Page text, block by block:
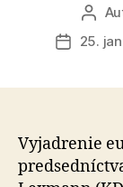
Autor
článku
Dátum
25.
Vyjadrenie